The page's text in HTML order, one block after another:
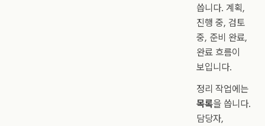
씁니다. 계획,
진행 중, 검토
중, 준비 완료,
완료 흐름이
보입니다.
정리 작업에는
목록을 씁니다.
담당자,